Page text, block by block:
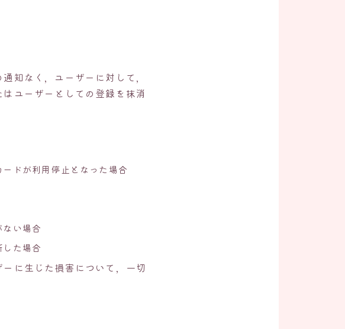
知なく，ユーザーに対して，
ユーザーとしての登録を抹消
ドが利用停止となった場合
い場合
た場合
に生じた損害について，一切